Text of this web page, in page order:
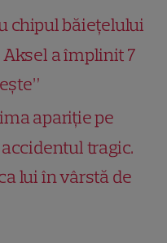
chipul băiețelului
a împlinit 7
apariție pe
tragic.
lui în vârstă de